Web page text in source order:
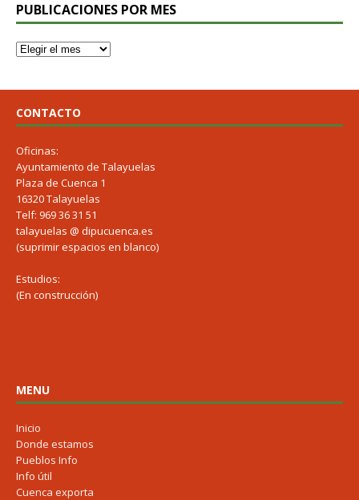
PUBLICACIONES POR MES
CONTACTO
Oficinas:
Ayuntamiento de Talayuelas
Plaza de Cuenca 1
16320 Talayuelas
Telf: 969 36 31 51
talayuelas @ dipucuenca.es
(suprimir espacios en blanco)
Estudios:
(En construcción)
MENU
Inicio
Donde estamos
Pueblos Info
Info útil
Cuenca exporta